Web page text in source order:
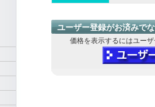
ユーザー登録がお済みで
価格を表示するにはユー